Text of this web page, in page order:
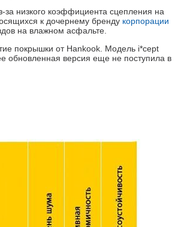
за низкого коэффициента сцепления на
к дочернему бренду корпорации
на влажном асфальте.
покрышки от Hankook. Модель i*cept
обновленная версия еще не поступила в